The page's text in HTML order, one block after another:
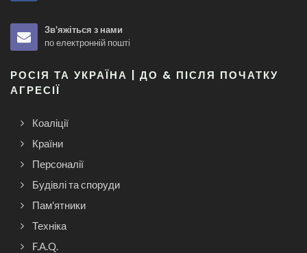
Зв'яжіться з нами
по електронній пошті
РОСІЯ ТА УКРАЇНА | ДО & ПІСЛЯ ПОЧАТКУ
АГРЕСІЇ
Коаліції
Країни
Персоналії
Будівлі та споруди
Пам'ятники
Техніка
F.A.Q.